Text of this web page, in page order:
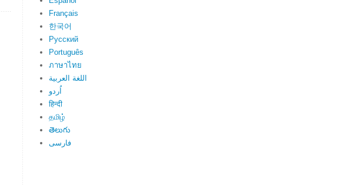
Français
한국어
Русский
Português
ภาษาไทย
اللغة العربية
اُردو
हिन्दी
தமிழ்
తెలుగు
فارسی